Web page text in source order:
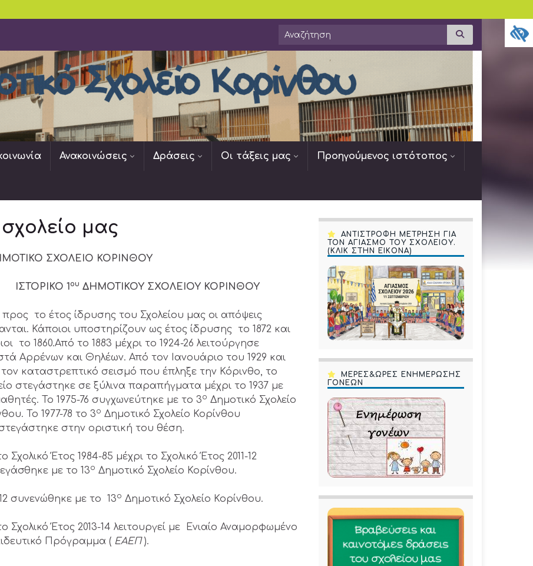
Search for: Αναζήτηση
Ανακοινώσεις Δράσεις Οι τάξεις μας Προηγούμενος ιστότοπος
μας
ΣΧΟΛΕΙΟ ΚΟΡΙΝΘΟΥ
ΙΣΤΟΡΙΚΟ 1ου ΔΗΜΟΤΙΚΟΥ ΣΧΟΛΕΙΟΥ ΚΟΡΙΝΘΟΥ
το έτος ίδρυσης του Σχολείου μας οι απόψεις
Κάποιοι υποστηρίζουν ως έτος ίδρυσης το 1872 και
το 1860.Από το 1883 μέχρι το 1924-26 λειτούργησε
Αρρένων και Θηλέων. Από τον Ιανουάριο του 1929 και
καταστρεπτικό σεισμό που έπληξε την Κόρινθο, το
στεγάστηκε σε ξύλινα παραπήγματα μέχρι το 1937 με
Το 1975-76 συγχωνεύτηκε με το 3ο Δημοτικό Σχολείο
Το 1977-78 το 3ο Δημοτικό Σχολείο Κορίνθου
στην οριστική του θέση.
Σχολικό Έτος 1984-85 μέχρι το Σχολικό Έτος 2011-12
με το 13ο Δημοτικό Σχολείο Κορίνθου.
συνενώθηκε με το 13ο Δημοτικό Σχολείο Κορίνθου.
Σχολικό Έτος 2013-14 λειτουργεί με Ενιαίο Αναμορφωμένο
Πρόγραμμα ( ΕΑΕΠ ).
ΑΝΤΙΣΤΡΟΦΗ ΜΕΤΡΗΣΗ ΓΙΑ
ΤΟΝ ΑΓΙΑΣΜΟ ΤΟΥ ΣΧΟΛΕΙΟΥ.
(ΚΛΙΚ ΣΤΗΝ ΕΙΚΟΝΑ)
ΜΕΡΕΣ&ΩΡΕΣ ΕΝΗΜΕΡΩΣΗΣ
ΓΟΝΕΩΝ